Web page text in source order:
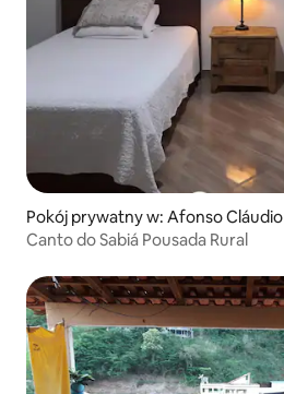
Pokój prywatny w: Afonso Cláudio
Canto do Sabiá Pousada Rural